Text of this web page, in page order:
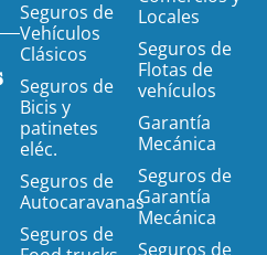
Seguros de
Vehículos
Clásicos
Seguros de
Bicis y
patinetes
eléc.
Seguros de
Autocaravanas
Seguros de
Locales
Seguros de
Flotas de
vehículos
Garantía
Mecánica
Seguros de
Garantía
Mecánica
Seguros de